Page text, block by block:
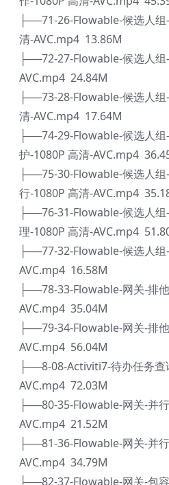
├──71-26-Flowable-候选人
清-AVC.mp4 13.86M
├──72-27-Flowable-候选人
AVC.mp4 24.84M
├──73-28-Flowable-候选人
清-AVC.mp4 17.64M
├──74-29-Flowable-候选人
护-1080P 高清-AVC.mp4
├──75-30-Flowable-候选人
行-1080P 高清-AVC.mp4
├──76-31-Flowable-候选人
理-1080P 高清-AVC.mp4
├──77-32-Flowable-候选人
AVC.mp4 16.58M
├──78-33-Flowable-网关-排
AVC.mp4 35.04M
├──79-34-Flowable-网关-排
AVC.mp4 56.04M
├──8-08-Activiti7-待办任务查
AVC.mp4 72.03M
├──80-35-Flowable-网关-并
AVC.mp4 21.52M
├──81-36-Flowable-网关-并
AVC.mp4 34.79M
├──82-37-Flowable-网关-包